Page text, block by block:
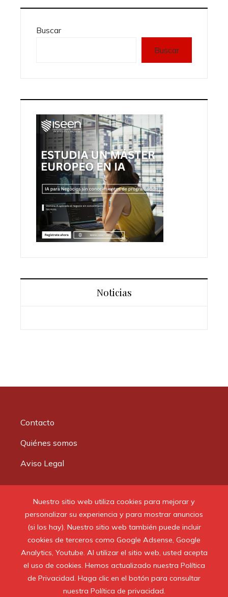
Nuestro sitio web utiliza cookies para mejorar y
personalizar su experiencia y para mostrar anuncios
(si los hay). Nuestro sitio web también puede incluir
cookies de terceros como Google Adsense, Google
Analytics, Youtube. Al utilizar el sitio web, usted acepta
el uso de cookies. Hemos actualizado nuestra Política
de Privacidad. Haga clic en el botón para consultar
nuestra Política de privacidad.
Buscar
Buscar
Noticias
Contacto
Quiénes somos
Aviso Legal
© 2020 Todos los derechos reservados.